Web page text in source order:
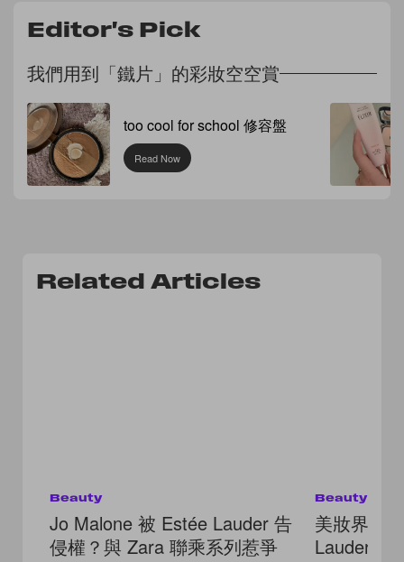
Editor's Pick
我們用到「鐵片」的彩妝空空賞
too cool for school 修容盤
Read Now
Related Articles
Beauty
Jo Malone 被 Estée Lauder 告
侵權？與 Zara 聯乘系列惹爭
Beauty
美妝界戰
Lauder 與